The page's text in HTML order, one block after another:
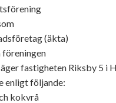
(äkta)
fastigheten Riksby 5 i
enligt följande:
kokvrå